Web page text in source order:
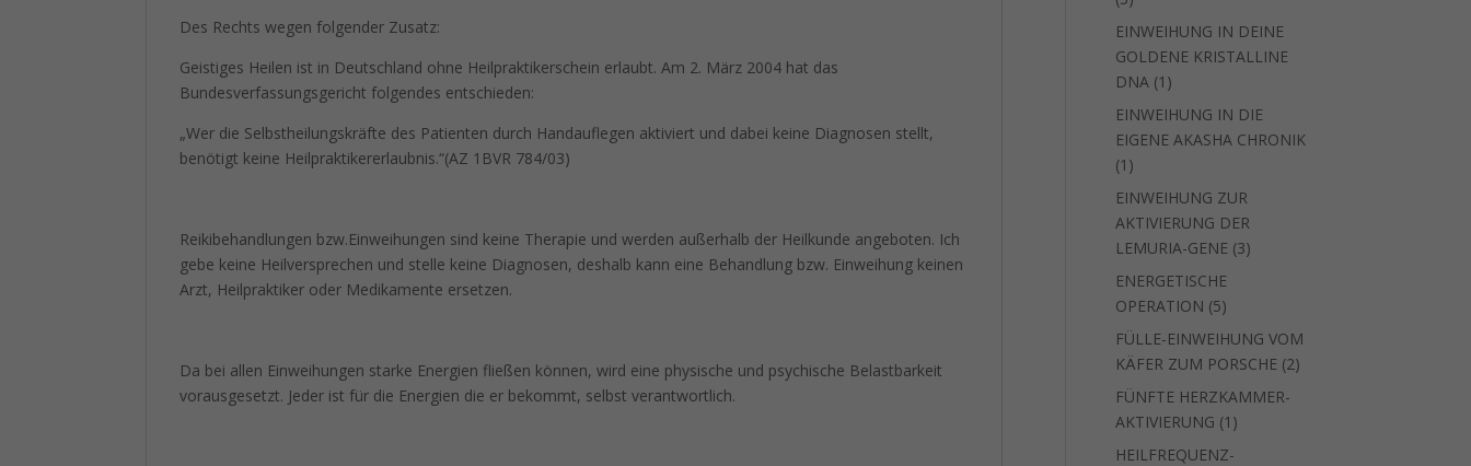
Des Rechts wegen folgender Zusatz:
Geistiges Heilen ist in Deutschland ohne Heilpraktikerschein erlaubt. Am 2. März 2004 hat das
Bundesverfassungsgericht folgendes entschieden:
„Wer die Selbstheilungskräfte des Patienten durch Handauflegen aktiviert und dabei keine Diagnosen stellt,
benötigt keine Heilpraktikererlaubnis.“(AZ 1BVR 784/03)
Reikibehandlungen bzw.Einweihungen sind keine Therapie und werden außerhalb der Heilkunde angeboten. Ich
gebe keine Heilversprechen und stelle keine Diagnosen, deshalb kann eine Behandlung bzw. Einweihung keinen
Arzt, Heilpraktiker oder Medikamente ersetzen.
Da bei allen Einweihungen starke Energien fließen können, wird eine physische und psychische Belastbarkeit
vorausgesetzt. Jeder ist für die Energien die er bekommt, selbst verantwortlich.
Produkte
EINWEIHUNG IN DEINE
GOLDENE KRISTALLINE
DNA 1 1
Produkt
EINWEIHUNG IN DIE
EIGENE AKASHA CHRONIK
1 1
Produkt
EINWEIHUNG ZUR
AKTIVIERUNG DER
LEMURIA-GENE 33
ENERGETISCHE
OPERATION 55
Produkte
FÜLLE-EINWEIHUNG VOM
KÄFER ZUM PORSCHE 22
FÜNFTE HERZKAMMER-
AKTIVIERUNG 1 1
HEILFREQUENZ-